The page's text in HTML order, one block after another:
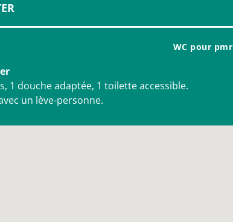
WC pour pmr
1 douche adaptée, 1 toilette accessible.
un lève-personne.